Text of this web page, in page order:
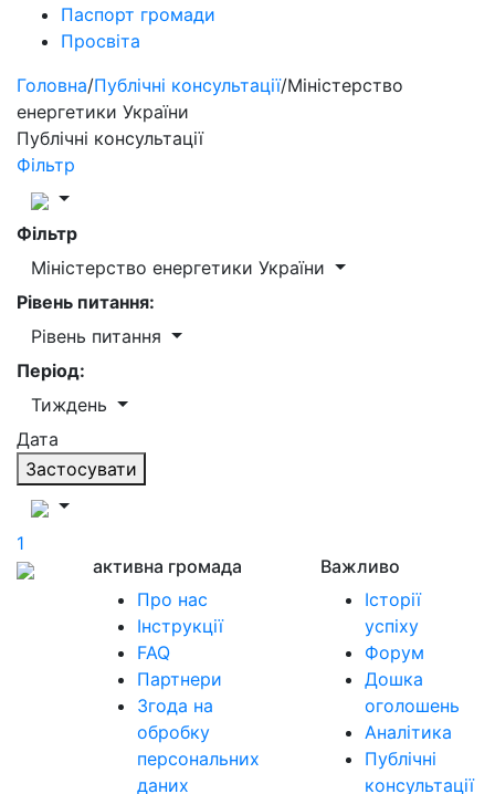
Паспорт громади
Просвіта
Головна/Публічні консультації/Міністерство
енергетики України
Публічні консультації
Фільтр
Фільтр
Міністерство енергетики України
Рівень питання:
Рівень питання
Період:
Тиждень
Дата
Застосувати
1
активна громада
Про нас
Інструкції
FAQ
Партнери
Згода на
обробку
персональних
даних
Важливо
Історії
успіху
Форум
Дошка
оголошень
Аналітика
Публічні
консультації